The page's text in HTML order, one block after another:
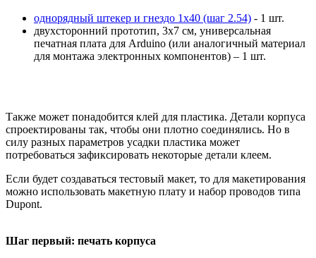
однорядный штекер и гнездо 1х40 (шаг 2.54) - 1 шт.
двухсторонний прототип, 3x7 см, универсальная
печатная плата для Arduino (или аналогичный материал
для монтажа электронных компонентов) – 1 шт.
Также может понадобится клей для пластика. Детали корпуса
спроектированы так, чтобы они плотно соединялись. Но в
силу разных параметров усадки пластика может
потребоваться зафиксировать некоторые детали клеем.
Если будет создаваться тестовый макет, то для макетирования
можно использовать макетную плату и набор проводов типа
Dupont.
Шаг первый: печать корпуса